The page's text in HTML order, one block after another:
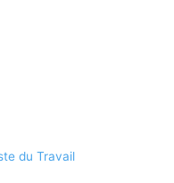
du Travail